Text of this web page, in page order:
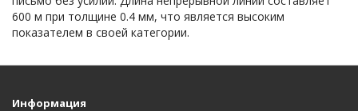
600 м при толщине 0.4 мм, что является высоким
показателем в своей категории.
Информация